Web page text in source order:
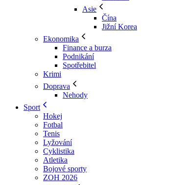
Asie
Čína
Jižní Korea
Ekonomika
Finance a burza
Podnikání
Spotřebitel
Krimi
Doprava
Nehody
Sport
Hokej
Fotbal
Tenis
Lyžování
Cyklistika
Atletika
Bojové sporty
ZOH 2026